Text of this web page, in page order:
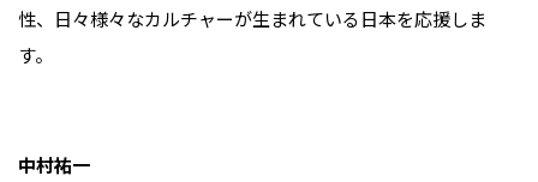
性、日々様々なカルチャーが生まれている日本を応援しま
す。
中村祐一